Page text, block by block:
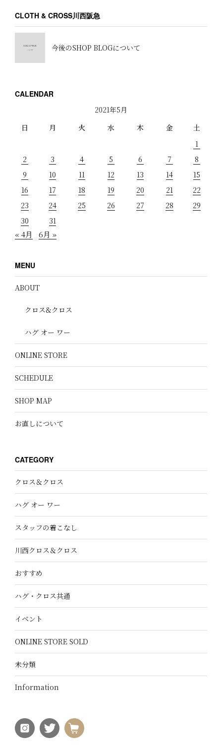
CLOTH & CROSS川西阪急
今後のSHOP BLOGについて
CALENDAR
2021年5月
日
月 火 水 木 金
土
1
2
3 4 5 6 7
8
9
10 11 12 13 14
15
16
17 18 19 20 21
22
23
24 25 26 27 28
29
30
31
« 4月 6月 »
MENU
ABOUT
クロス&クロス
ハグ オー ワー
ONLINE STORE
SCHEDULE
SHOP MAP
お直しについて
CATEGORY
クロス＆クロス
ハグ オー ワー
スタッフの着こなし
川西クロス＆クロス
おすすめ
ハグ・クロス共通
イベント
ONLINE STORE SOLD
未分類
Information